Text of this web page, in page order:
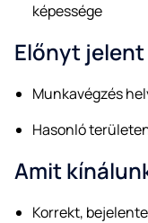
képessége
Előnyt jelent
Munkavégzés
Hasonló
Amit
Korrekt,